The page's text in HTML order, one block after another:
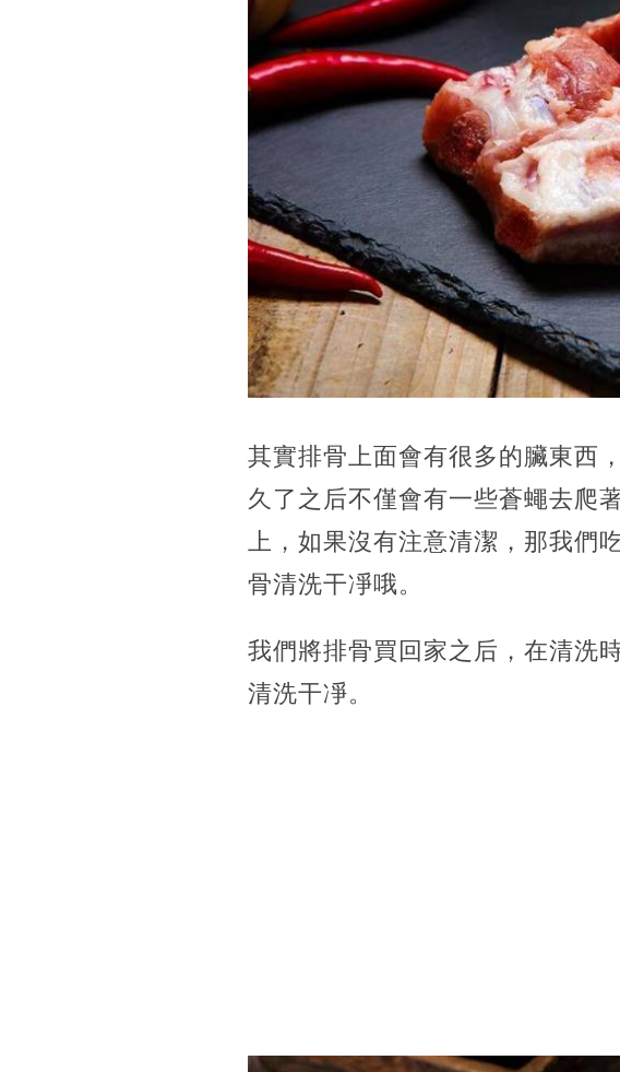
其實排骨上面會有很多的臟東西
久了之后不僅會有一些蒼蠅去爬
上，如果沒有注意清潔，那我們
骨清洗干凈哦。
我們將排骨買回家之后，在清洗
清洗干凈。